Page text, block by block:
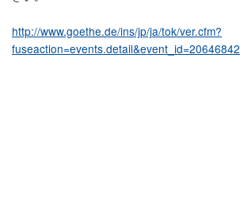
http://www.goethe.de/ins/jp/ja/tok/ver.cfm?
fuseaction=events.detail&event_id=20646842